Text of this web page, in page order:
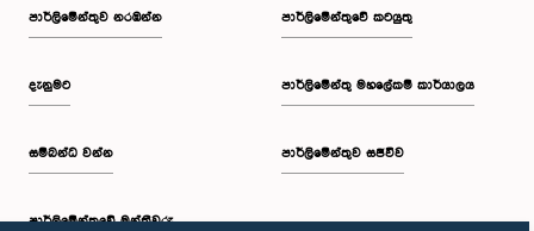
පාර්ලි‌මේන්තුව නරඹන්න
දැනුමට
සම්බන්ධ වන්න
පාර්ලි‌මේන්තුවේ මන්ත්‍රීවරු
පාර්ලිමේන්තුවේ කටයුතු
පාර්ලිමේන්තු මහලේකම් කාර්යාලය
පාර්ලිමේන්තුව සජීවීව